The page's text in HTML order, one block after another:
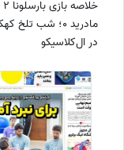
مادرید 0؛ شب تلخ
در ال‌کلاسیکو